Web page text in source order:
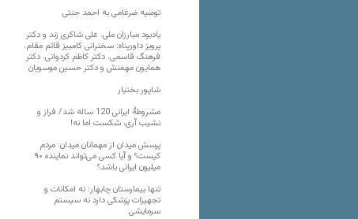
توصیه ضرغامی به احمد جنتی
یادبود مبارزان ملی، علی شاکری زند و دکتر
پرویز داورپناه: سخنرانی کامبیز قائم مقام،
فرهنگ قاسمی، دکتر کاظم کردوانی، دکتر
همایون مهمنش و دکتر حسین موسویان
شاپور بختیار
مشروطۀ ایرانی 120 ساله شد/ فراز و
نشیب آری، شکست اما نه!
پرسش میدان از مهمانان میدان: مردم
کیست؟ و آیا کسی می‌تواند نماینده ۹۰
میلیون ایرانی باشد؟
تنها بیمارستان چابهار؛ نه امکانات و
تجهیزات پزشکی دارد نه سیستم
سرمایشی